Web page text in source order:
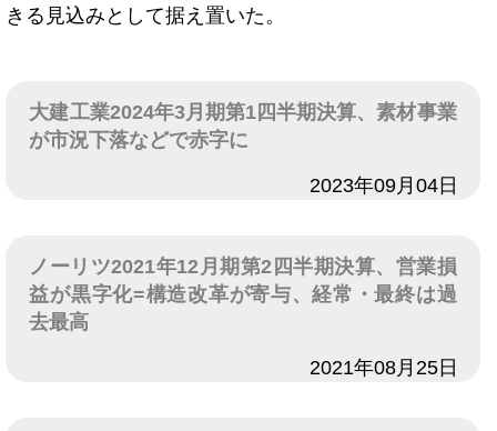
きる見込みとして据え置いた。
大建工業2024年3月期第1四半期決算、素材事業
が市況下落などで赤字に
2023年09月04日
ノーリツ2021年12月期第2四半期決算、営業損
益が黒字化=構造改革が寄与、経常・最終は過
去最高
2021年08月25日